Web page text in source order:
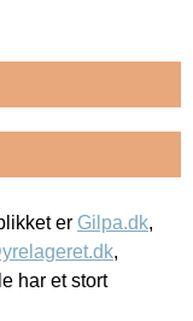
er Gilpa.dk,
,
har et stort